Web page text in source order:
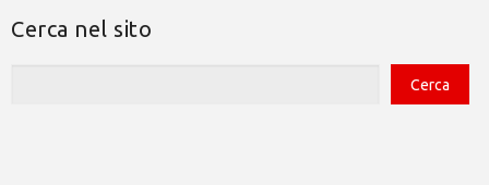
Cerca nel sito